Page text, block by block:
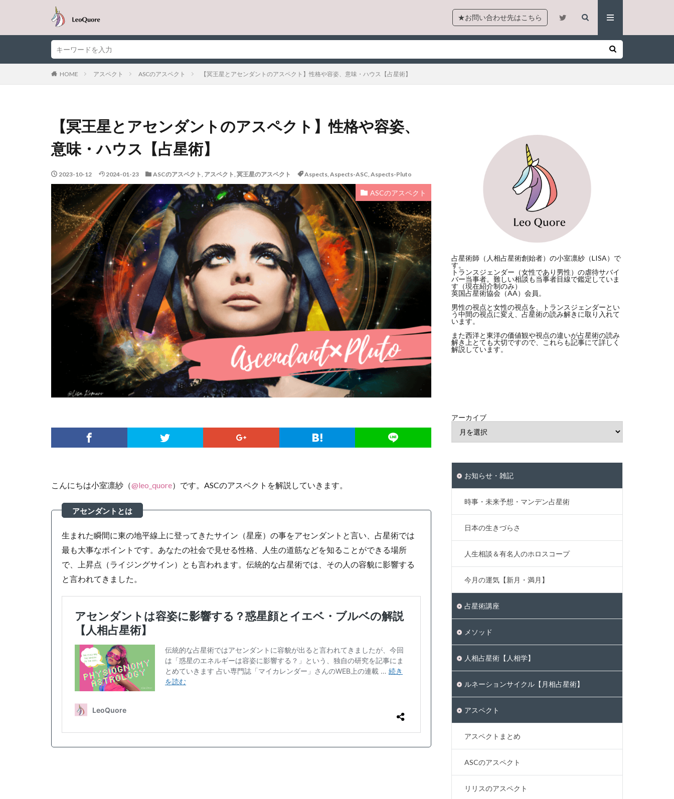
★お問い合わせ先はこちら
HOME アスペクト ASCのアスペクト 【冥王星とアセンダントのアスペクト】性格や容姿、意味・ハウス【占星術】
【冥王星とアセンダントのアスペクト】性格や容姿、
意味・ハウス【占星術】
2023-10-12 2024-01-23 ASCのアスペクト, アスペクト, 冥王星のアスペクト Aspects, Aspects-ASC, Aspects-Pluto
ASCのアスペクト
こんにちは小室凛紗（@leo_quore）です。ASCのアスペクトを解説していきます。
生まれた瞬間に東の地平線上に登ってきたサイン（星座）の事をアセンダントと言い、占星術では
最も大事なポイントです。あなたの社会で見せる性格、人生の道筋などを知ることができる場所
で、上昇点（ライジングサイン）とも言われます。伝統的な占星術では、その人の容貌に影響する
と言われてきました。
占星術師（人相占星術創始者）の小室凛紗（LISA）で
す。
トランスジェンダー（女性であり男性）の虐待サバイ
バー当事者。難しい相談も当事者目線で鑑定していま
す（現在紹介制のみ）
英国占星術協会（AA）会員。
男性の視点と女性の視点を、トランスジェンダーとい
う中間の視点に変え、占星術の読み解きに取り入れて
います。
また西洋と東洋の価値観や視点の違いが占星術の読み
解き上とても大切ですので、これらも記事にて詳しく
解説しています。
アーカイブ
お知らせ・雑記
時事・未来予想・マンデン占星術
日本の生きづらさ
人生相談＆有名人のホロスコープ
今月の運気【新月・満月】
占星術講座
メソッド
人相占星術【人相学】
ルネーションサイクル【月相占星術】
アスペクト
アスペクトまとめ
ASCのアスペクト
リリスのアスペクト